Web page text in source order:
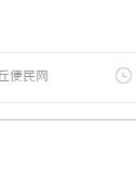
便民网